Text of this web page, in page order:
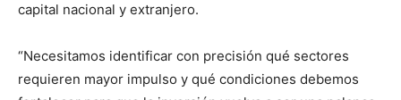
capital nacional y extranjero.
“Necesitamos identificar con precisión qué sectores
requieren mayor impulso y qué condiciones debemos